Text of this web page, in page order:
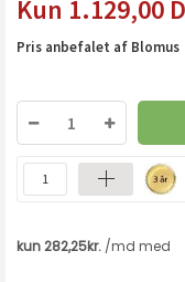
1.129,00
Pris anbefalet af Blomus